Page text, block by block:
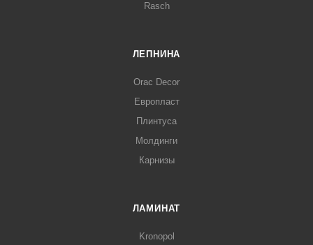
Rasch
ЛЕПНИНА
Orac Decor
Европласт
Плинтуса
Молдинги
Карнизы
ЛАМИНАТ
Kronopol